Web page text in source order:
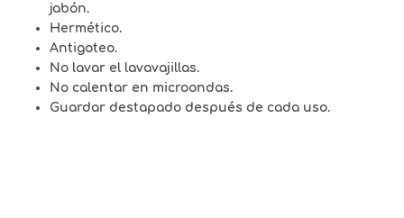
jabón.
Hermético.
Antigoteo.
No lavar el lavavajillas.
No calentar en microondas.
Guardar destapado después de cada uso.